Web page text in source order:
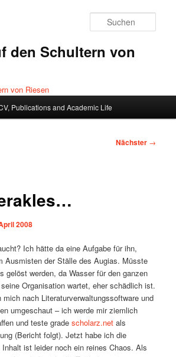
den Schultern von
Publications and Academic Life
Nächster →
2008
Ich hätte da eine Aufgabe für ihn,
Ausmisten der Ställe des Augias. Müsste
gelöst werden, da Wasser für den ganzen
Organisation wartet, eher schädlich ist.
nach Literaturverwaltungssoftware und
umgeschaut – ich werde mir ziemlich
und teste gradescholarz.net als
(Bericht folgt). Jetzt habe ich die
ist leider noch ein reines Chaos. Als